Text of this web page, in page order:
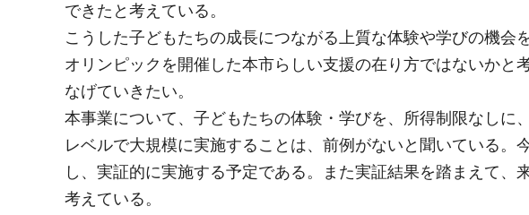
できたと考えている。
こうした子どもたちの成長につながる上質な体験や学びの機会
オリンピックを開催した本市らしい支援の在り方ではないかと
なげていきたい。
本事業について、子どもたちの体験・学びを、所得制限なしに
レベルで大規模に実施することは、前例がないと聞いている。
し、実証的に実施する予定である。また実証結果を踏まえて、
考えている。